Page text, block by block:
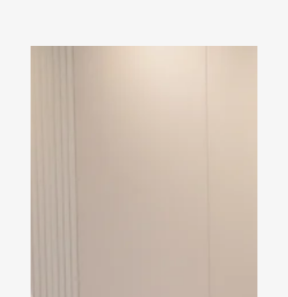
proyecto de ley